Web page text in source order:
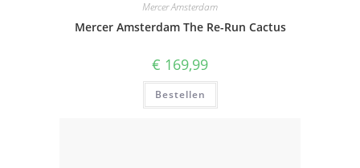
Mercer Amsterdam
Mercer Amsterdam The Re-Run Cactus
€ 169,99
Bestellen